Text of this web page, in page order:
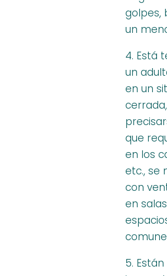
golpes,
un
4. Está
un
en un
que
en los
etc., se
con
en
5.